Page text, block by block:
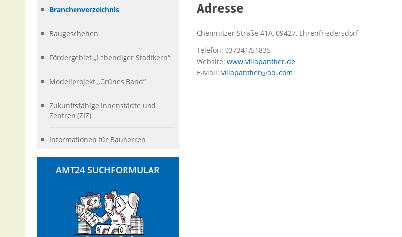
Adresse
Chemnitzer Straße 41A, 09427, Ehrenfriedersdorf
Telefon:037341/51835
Website:www.villapanther.de
E-Mail:villapanther@aol.com
Branchenverzeichnis
Baugeschehen
Fördergebiet „Lebendiger Stadtkern“
Modellprojekt „Grünes Band“
Zukunftsfähige Innenstädte und
Zentren (ZIZ)
Informationen für Bauherren
AMT24 SUCHFORMULAR